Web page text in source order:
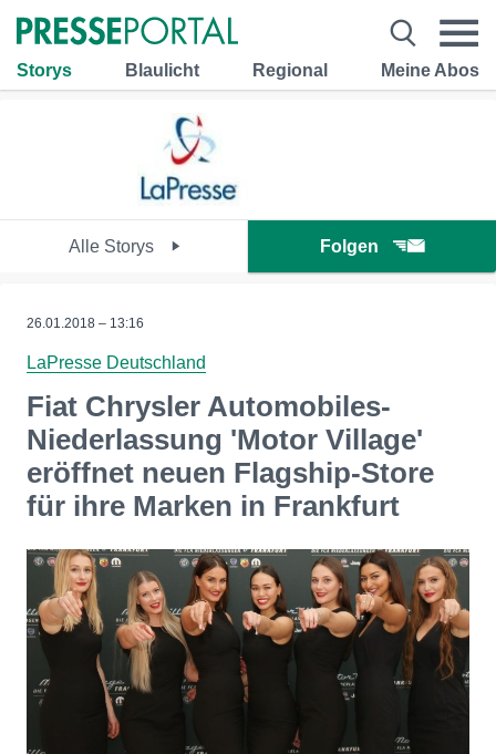
Storys Blaulicht Regional Meine Abos
Alle Storys Folgen
26.01.2018 – 13:16
LaPresse Deutschland
Fiat Chrysler Automobiles-
Niederlassung 'Motor Village'
eröffnet neuen Flagship-Store
für ihre Marken in Frankfurt